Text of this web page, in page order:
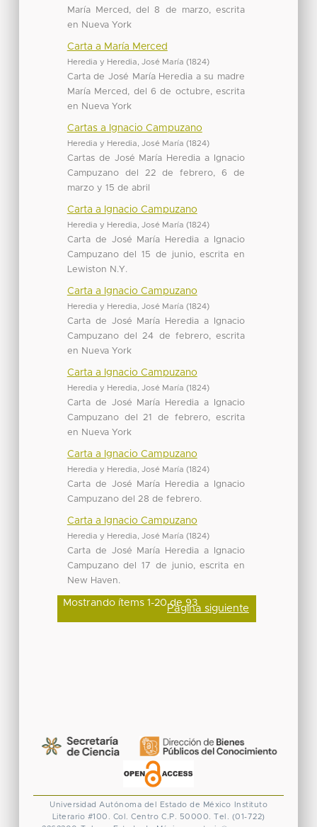
María Merced, del 8 de marzo, escrita
en Nueva York
Carta a María Merced
Heredia y Heredia, José María (1824)
Carta de José María Heredia a su madre
María Merced, del 6 de octubre, escrita
en Nueva York
Cartas a Ignacio Campuzano
Heredia y Heredia, José María (1824)
Cartas de José María Heredia a Ignacio
Campuzano del 22 de febrero, 6 de
marzo y 15 de abril
Carta a Ignacio Campuzano
Heredia y Heredia, José María (1824)
Carta de José María Heredia a Ignacio
Campuzano del 15 de junio, escrita en
Lewiston N.Y.
Carta a Ignacio Campuzano
Heredia y Heredia, José María (1824)
Carta de José María Heredia a Ignacio
Campuzano del 24 de febrero, escrita
en Nueva York
Carta a Ignacio Campuzano
Heredia y Heredia, José María (1824)
Carta de José María Heredia a Ignacio
Campuzano del 21 de febrero, escrita
en Nueva York
Carta a Ignacio Campuzano
Heredia y Heredia, José María (1824)
Carta de José María Heredia a Ignacio
Campuzano del 28 de febrero.
Carta a Ignacio Campuzano
Heredia y Heredia, José María (1824)
Carta de José María Heredia a Ignacio
Campuzano del 17 de junio, escrita en
New Haven.
Mostrando ítems 1-20 de 93Página siguiente
Universidad Autónoma del Estado de México
Instituto
Literario #100. Col. Centro C.P. 50000. Tel. (01-722)